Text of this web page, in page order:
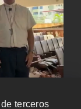
terceros